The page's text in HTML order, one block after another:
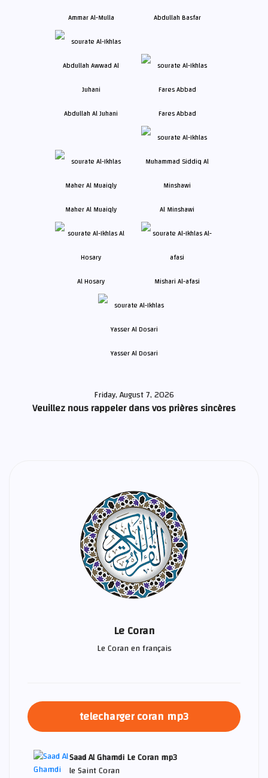
Ammar Al-Mulla Abdullah Basfar
Abdullah Al Juhani Fares Abbad
Maher Al Muaiqly Al Minshawi
Al Hosary Mishari Al-afasi
Yasser Al Dosari
Friday, August 7, 2026
Veuillez nous rappeler dans vos prières sincères
Le Coran
Le Coran en français
telecharger coran mp3
Saad Al Ghamdi Le Coran mp3
le Saint Coran